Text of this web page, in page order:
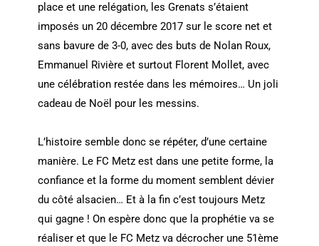
place et une relégation, les Grenats s’étaient
imposés un 20 décembre 2017 sur le score net et
sans bavure de 3-0, avec des buts de Nolan Roux,
Emmanuel Rivière et surtout Florent Mollet, avec
une célébration restée dans les mémoires… Un joli
cadeau de Noël pour les messins.
L’histoire semble donc se répéter, d’une certaine
manière. Le FC Metz est dans une petite forme, la
confiance et la forme du moment semblent dévier
du côté alsacien… Et à la fin c’est toujours Metz
qui gagne ! On espère donc que la prophétie va se
réaliser et que le FC Metz va décrocher une 51ème